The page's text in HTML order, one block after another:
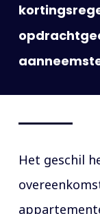
Het geschil